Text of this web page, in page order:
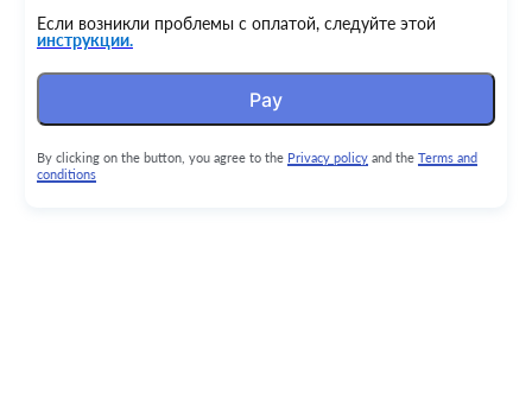
Если возникли проблемы с оплатой, следуйте этой
инструкции.
Pay
By clicking on the button, you agree to the Privacy policyand the Terms and
conditions